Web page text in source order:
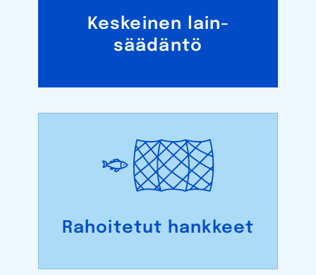
Keskeinen lain­
säädäntö
Rahoitetut hankkeet